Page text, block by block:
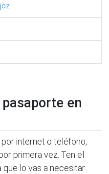
en
internet o teléfono,
primera vez. Ten el
lo vas a necesitar